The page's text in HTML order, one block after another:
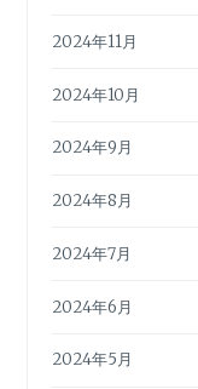
2024年11月
2024年10月
2024年9月
2024年8月
2024年7月
2024年6月
2024年5月